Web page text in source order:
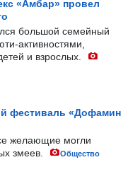
«Амбар» провел
большой семейный
активностями,
и взрослых.
фестиваль «Дофамин
желающие могли
змеев.
Общество